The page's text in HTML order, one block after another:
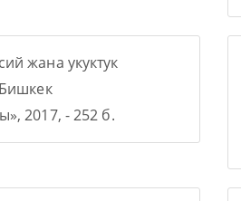
жана укуктук
2017, - 252 б.